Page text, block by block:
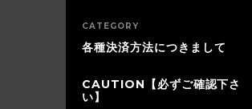
CATEGORY
各種決済方法につきまして
CAUTION【必ずご確認下さ
い】